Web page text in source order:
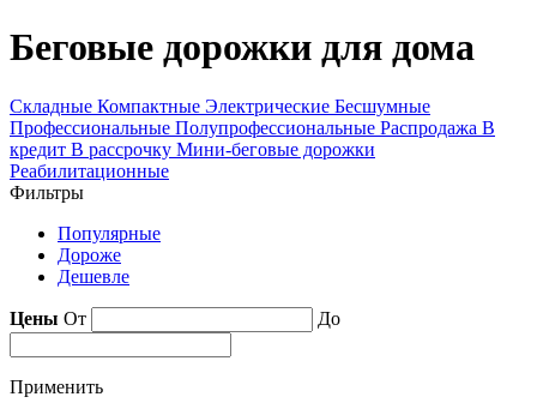
Беговые дорожки для дома
Складные Компактные Электрические Бесшумные
Профессиональные Полупрофессиональные Распродажа В
кредит В рассрочку Мини-беговые дорожки
Реабилитационные
Фильтры
Популярные
Дороже
Дешевле
Цены От До
Применить